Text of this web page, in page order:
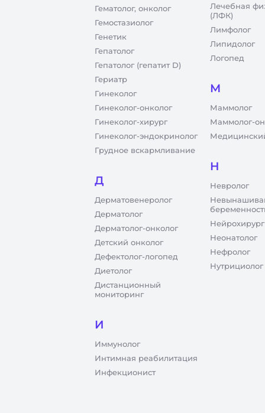
Гематолог, онколог
Гемостазиолог
Генетик
Гепатолог
Гепатолог (гепатит D)
Гериатр
Гинеколог
Гинеколог-онколог
Гинеколог-хирург
Гинеколог-эндокринолог
Грудное вскармливание
Д
Дерматовенеролог
Дерматолог
Дерматолог-онколог
Детский онколог
Дефектолог-логопед
Диетолог
Дистанционный
мониторинг
И
Иммунолог
Интимная реабилитация
Инфекционист
Лечебная
(ЛФК)
Лимфолог
Липидолог
Логопед
М
Маммолог
Маммолог-
Н
Невролог
Нейрохирург
Неонатолог
Нефролог
Нутрициолог